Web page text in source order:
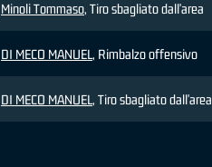
Minoli Tommaso, Tiro sbagliato dall'area
DI MECO MANUEL, Rimbalzo offensivo
DI MECO MANUEL, Tiro sbagliato dall'area